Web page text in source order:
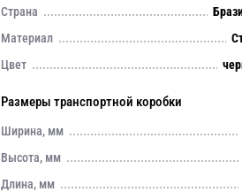
Страна
Материал
Цвет
Размеры транспортной коробки
Ширина, мм
Высота, мм
Длина, мм